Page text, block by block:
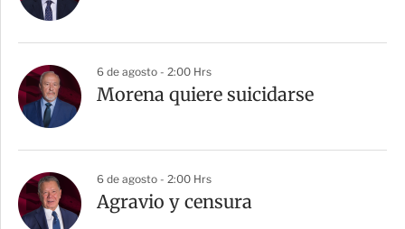
6 de agosto - 2:00 Hrs
Morena quiere suicidarse
6 de agosto - 2:00 Hrs
Agravio y censura